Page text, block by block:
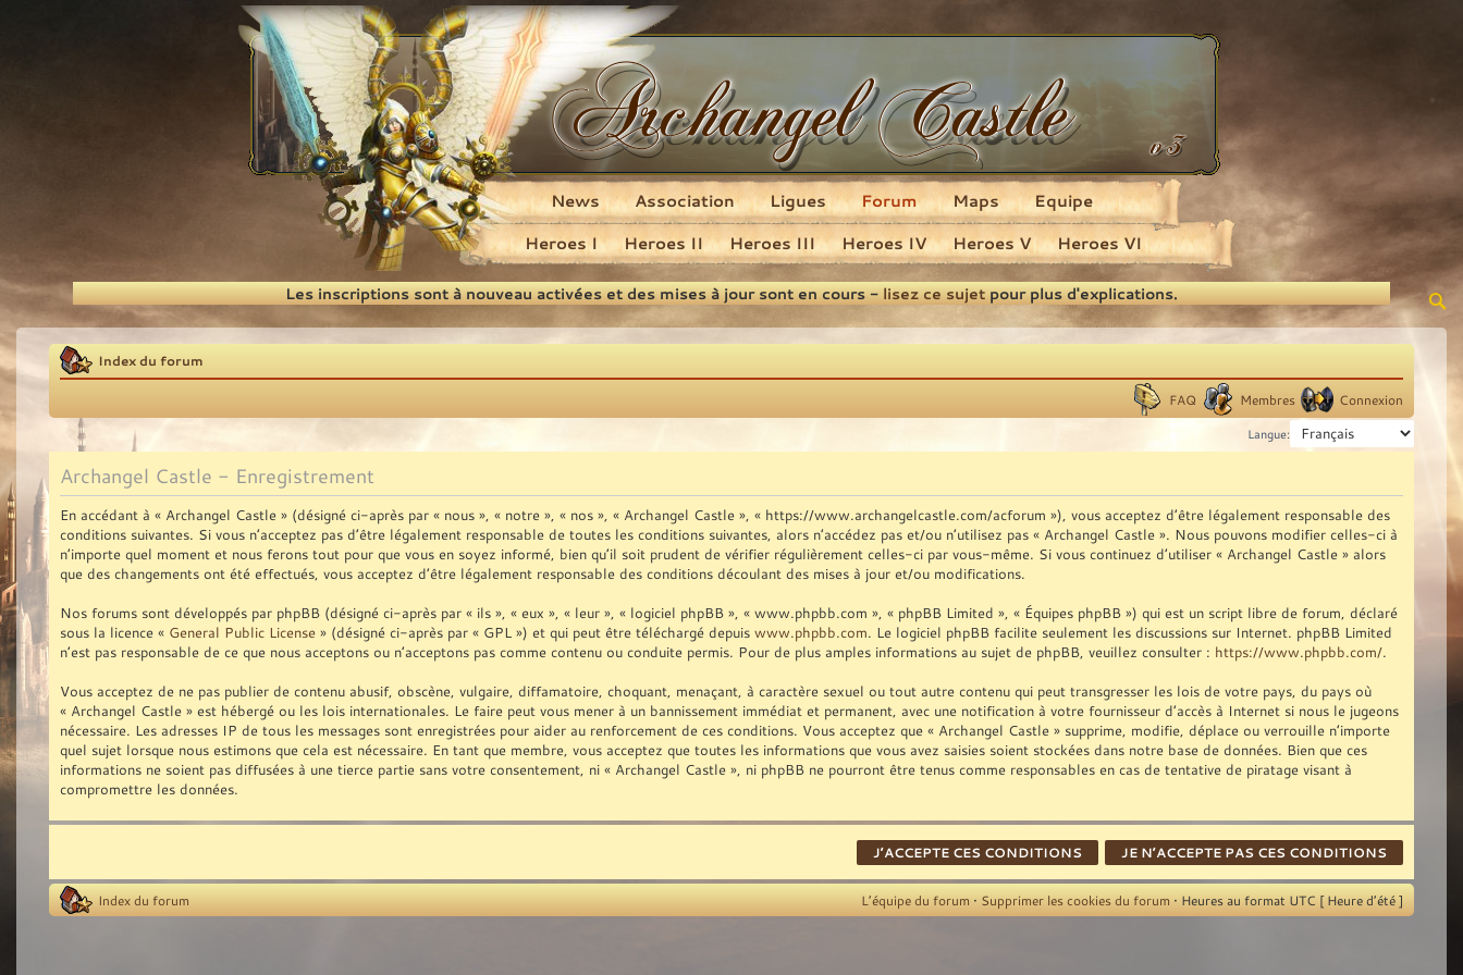
Recherche
Heroes I Heroes II Heroes III Heroes IV Heroes V Heroes VI
News Association Ligues Forum Maps Equipe
Les inscriptions sont à nouveau activées et des mises à jour sont en cours -lisez ce sujetpour plus d'explications.
Index du forum
FAQ Membres Connexion
Langue:
Archangel Castle - Enregistrement
En accédant à « Archangel Castle » (désigné ci-après par « nous », « notre », « nos », « Archangel Castle », « https://www.archangelcastle.com/acforum »), vous acceptez d’être légalement responsable des
conditions suivantes. Si vous n’acceptez pas d’être légalement responsable de toutes les conditions suivantes, alors n’accédez pas et/ou n’utilisez pas « Archangel Castle ». Nous pouvons modifier celles-ci à
n’importe quel moment et nous ferons tout pour que vous en soyez informé, bien qu’il soit prudent de vérifier régulièrement celles-ci par vous-même. Si vous continuez d’utiliser « Archangel Castle » alors
que des changements ont été effectués, vous acceptez d’être légalement responsable des conditions découlant des mises à jour et/ou modifications.
Nos forums sont développés par phpBB (désigné ci-après par « ils », « eux », « leur », « logiciel phpBB », « www.phpbb.com », « phpBB Limited », « Équipes phpBB ») qui est un script libre de forum, déclaré
sous la licence « General Public License » (désigné ci-après par « GPL ») et qui peut être téléchargé depuis www.phpbb.com. Le logiciel phpBB facilite seulement les discussions sur Internet. phpBB Limited
n’est pas responsable de ce que nous acceptons ou n’acceptons pas comme contenu ou conduite permis. Pour de plus amples informations au sujet de phpBB, veuillez consulter : https://www.phpbb.com/.
Vous acceptez de ne pas publier de contenu abusif, obscène, vulgaire, diffamatoire, choquant, menaçant, à caractère sexuel ou tout autre contenu qui peut transgresser les lois de votre pays, du pays où
« Archangel Castle » est hébergé ou les lois internationales. Le faire peut vous mener à un bannissement immédiat et permanent, avec une notification à votre fournisseur d’accès à Internet si nous le jugeons
nécessaire. Les adresses IP de tous les messages sont enregistrées pour aider au renforcement de ces conditions. Vous acceptez que « Archangel Castle » supprime, modifie, déplace ou verrouille n’importe
quel sujet lorsque nous estimons que cela est nécessaire. En tant que membre, vous acceptez que toutes les informations que vous avez saisies soient stockées dans notre base de données. Bien que ces
informations ne soient pas diffusées à une tierce partie sans votre consentement, ni « Archangel Castle », ni phpBB ne pourront être tenus comme responsables en cas de tentative de piratage visant à
compromettre les données.
Index du forum L’équipe du forum • Supprimer les cookies du forum • Heures au format UTC [ Heure d’été ]